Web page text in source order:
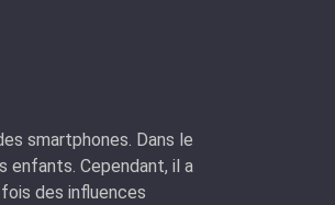
smartphones. Dans le
Cependant, il a
des influences